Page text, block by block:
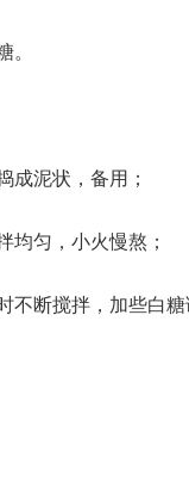
。
成泥状，备用；
均匀，小火慢熬；
断搅拌，加些白糖